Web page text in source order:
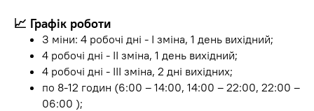
📈 Графік роботи
З міни: 4 робочі дні - I зміна, 1 день вихідний;
4 робочі дні - II зміна, 1 день вихідний;
4 робочі дні - III зміна, 2 дні вихідних;
по 8-12 годин (6:00 – 14:00, 14:00 – 22:00, 22:00 –
06:00 );